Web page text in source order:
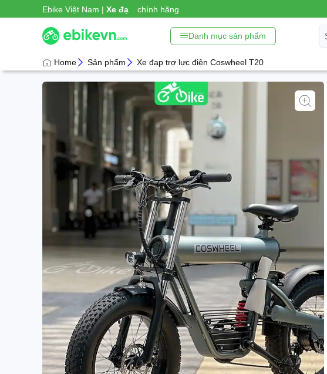
Ebike Việt Nam | Xe đạp trợ lực| chính hãng
Danh mục sản phẩm
Home Sản phẩm Xe đạp trợ lực điện Coswheel T20